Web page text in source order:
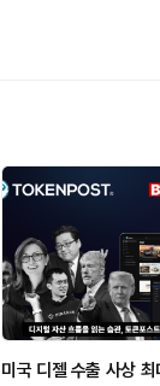
미국 디젤 수출 사상